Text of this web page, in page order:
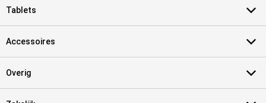
Tablets
Accessoires
Overig